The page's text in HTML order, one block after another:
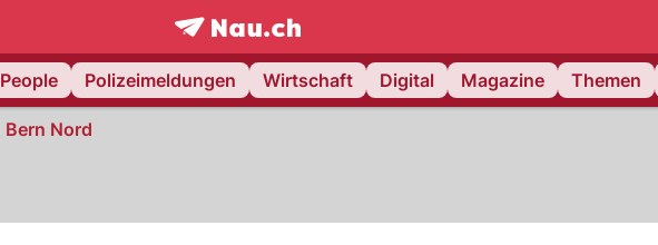
frontpage.NAU.ch
People Polizeimeldungen Wirtschaft Digital Magazine Themen
Bern Nord